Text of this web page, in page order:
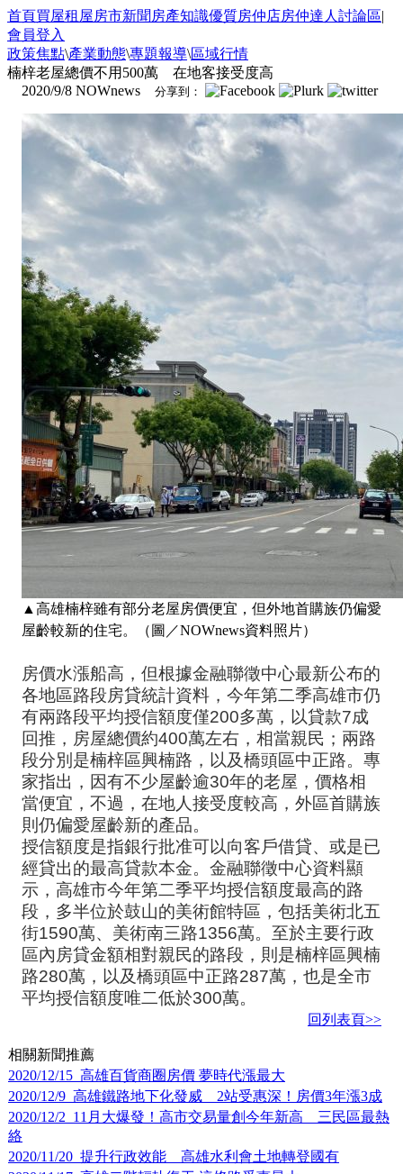
首頁買屋租屋房市新聞 房產知識優質房仲店房仲達人 討論區|
會員登入
政策焦點\產業動態\專題報導\區域行情
楠梓老屋總價不用500萬 在地客接受度高
分享到：
2020/9/8 NOWnews
▲高雄楠梓雖有部分老屋房價便宜，但外地首購族仍偏愛
屋齡較新的住宅。（圖／NOWnews資料照片）
房價水漲船高，但根據金融聯徵中心最新公布的
各地區路段房貸統計資料，今年第二季高雄市仍
有兩路段平均授信額度僅200多萬，以貸款7成
回推，房屋總價約400萬左右，相當親民；兩路
段分別是楠梓區興楠路，以及橋頭區中正路。專
家指出，因有不少屋齡逾30年的老屋，價格相
當便宜，不過，在地人接受度較高，外區首購族
則仍偏愛屋齡新的產品。
授信額度是指銀行批准可以向客戶借貸、或是已
經貸出的最高貸款本金。金融聯徵中心資料顯
示，高雄市今年第二季平均授信額度最高的路
段，多半位於鼓山的美術館特區，包括美術北五
街1590萬、美術南三路1356萬。至於主要行政
區內房貸金額相對親民的路段，則是楠梓區興楠
路280萬，以及橋頭區中正路287萬，也是全市
平均授信額度唯二低於300萬。
回列表頁>>
相關新聞推薦
2020/12/15 高雄百貨商圈房價 夢時代漲最大
2020/12/9 高雄鐵路地下化發威 2站受惠深！房價3年漲3成
2020/12/2 11月大爆發！高市交易量創今年新高 三民區最熱
絡
2020/11/20 提升行政效能 高雄水利會土地轉登國有